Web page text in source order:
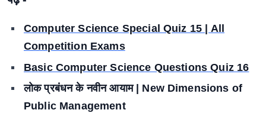
Computer Science Special Quiz 15 | All
Competition Exams
Basic Computer Science Questions Quiz 16
लोक प्रबंधन के नवीन आयाम | New Dimensions of
Public Management